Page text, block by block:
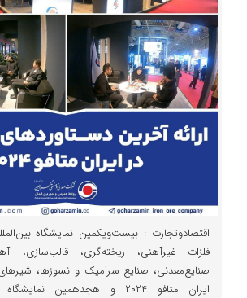
اقتصادوتجارت : بیست‌‌ویکمین نمایشگاه
فلزات غیرآهنی، ریخته‌‌گری، قالب‌سازی،
صنایع‌معدنی، صنایع سرامیک و نسوز‌ها،
ایران متافو ۲۰۲۴ و هجدهمین